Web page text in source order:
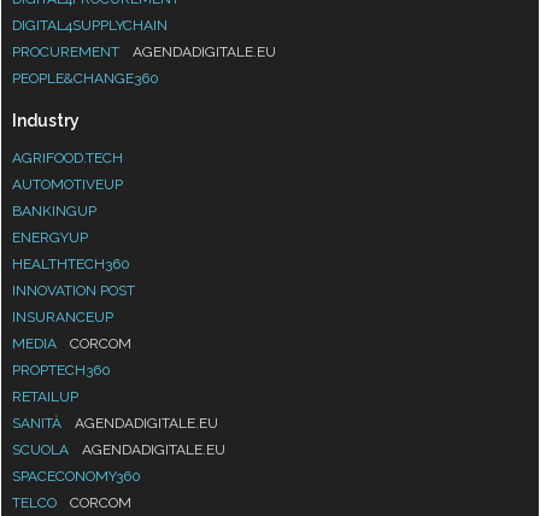
DIGITAL4SUPPLYCHAIN
PROCUREMENT
AGENDADIGITALE.EU
PEOPLE&CHANGE360
Industry
AGRIFOOD.TECH
AUTOMOTIVEUP
BANKINGUP
ENERGYUP
HEALTHTECH360
INNOVATION POST
INSURANCEUP
MEDIA
CORCOM
PROPTECH360
RETAILUP
SANITÀ
AGENDADIGITALE.EU
SCUOLA
AGENDADIGITALE.EU
SPACECONOMY360
TELCO
CORCOM